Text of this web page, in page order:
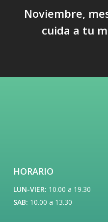
Noviembre,
cuida a tu
HORARIO
LUN-VIER: 10.00 a 19.30
SAB: 10.00 a 13.30